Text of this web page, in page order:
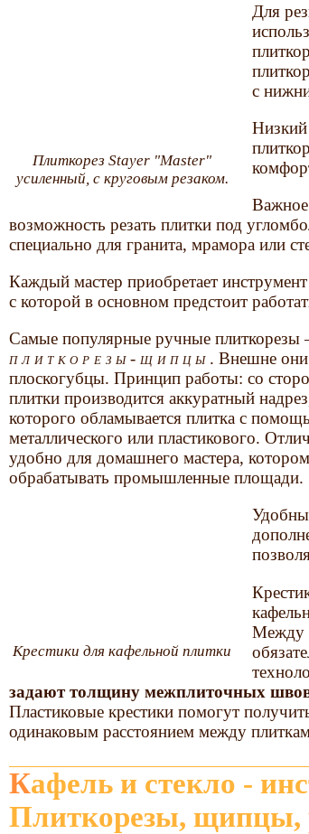
Плиткорез Stayer "Master"
усиленный, с круговым резаком.
Для
с
Низкий
Важное
возможность резать плитки под
специально для гранита, мрамора или
Каждый мастер приобретает
с которой в основном предстоит
Самые популярные ручные плиткорезы
плиткорезы-щипцы . Внешне
плоскогубцы. Принцип работы: со
плитки производится аккуратный
которого обламывается плитка с
металлического или пластикового.
удобно для домашнего мастера,
обрабатывать промышленные площади.
Крестики для кафельной плитки
Между
задают толщину межплиточных
Пластиковые крестики помогут
одинаковым расстоянием между
Кафель и стекло - инструменты для работы.
Плиткорезы, щипцы,